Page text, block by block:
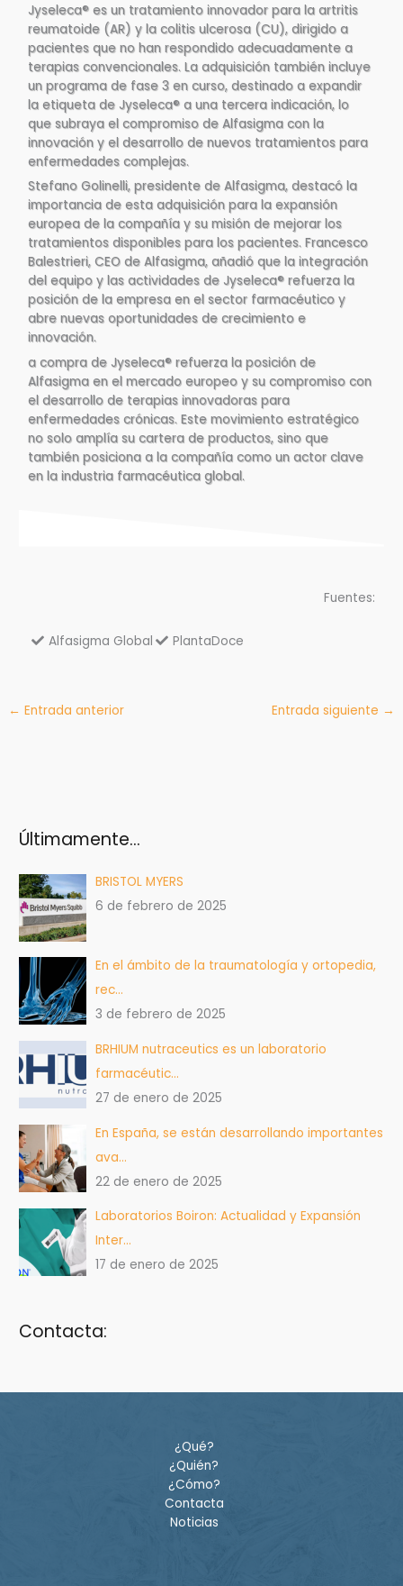
Jyseleca® es un tratamiento innovador para la artritis
reumatoide (AR) y la colitis ulcerosa (CU), dirigido a
pacientes que no han respondido adecuadamente a
terapias convencionales. La adquisición también incluye
un programa de fase 3 en curso, destinado a expandir
la etiqueta de Jyseleca® a una tercera indicación, lo
que subraya el compromiso de Alfasigma con la
innovación y el desarrollo de nuevos tratamientos para
enfermedades complejas.
Stefano Golinelli, presidente de Alfasigma, destacó la
importancia de esta adquisición para la expansión
europea de la compañía y su misión de mejorar los
tratamientos disponibles para los pacientes. Francesco
Balestrieri, CEO de Alfasigma, añadió que la integración
del equipo y las actividades de Jyseleca® refuerza la
posición de la empresa en el sector farmacéutico y
abre nuevas oportunidades de crecimiento e
innovación.
a compra de Jyseleca® refuerza la posición de
Alfasigma en el mercado europeo y su compromiso con
el desarrollo de terapias innovadoras para
enfermedades crónicas. Este movimiento estratégico
no solo amplía su cartera de productos, sino que
también posiciona a la compañía como un actor clave
en la industria farmacéutica global.
Fuentes:
Alfasigma Global PlantaDoce
← Entrada anterior Entrada siguiente →
Últimamente…
BRISTOL MYERS
6 de febrero de 2025
En el ámbito de la traumatología y ortopedia,
rec…
3 de febrero de 2025
BRHIUM nutraceutics es un laboratorio
farmacéutic…
27 de enero de 2025
En España, se están desarrollando importantes
ava…
22 de enero de 2025
Laboratorios Boiron: Actualidad y Expansión
Inter…
17 de enero de 2025
Contacta:
¿Qué?
¿Quién?
¿Cómo?
Contacta
Noticias